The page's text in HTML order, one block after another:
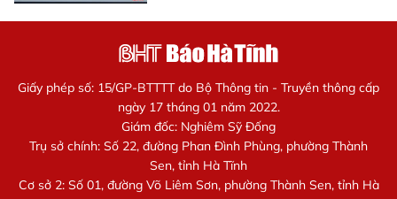
Giấy phép số: 15/GP-BTTTT do Bộ Thông tin - Truyền thông cấp
ngày 17 tháng 01 năm 2022.
Giám đốc: Nghiêm Sỹ Đống
Trụ sở chính: Số 22, đường Phan Đình Phùng, phường Thành
Sen, tỉnh Hà Tĩnh
Cơ sở 2: Số 01, đường Võ Liêm Sơn, phường Thành Sen, tỉnh Hà